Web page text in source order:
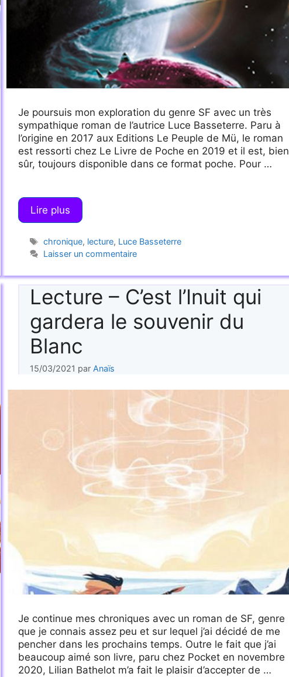
Je poursuis mon exploration du genre SF avec un très
sympathique roman de l’autrice Luce Basseterre. Paru à
l’origine en 2017 aux Editions Le Peuple de Mü, le roman
est ressorti chez Le Livre de Poche en 2019 et il est, bien
sûr, toujours disponible dans ce format poche. Pour …
Lire plus
Étiquettes
chronique, lecture, Luce Basseterre
Laisser un commentaire
Lecture – C’est l’Inuit qui
gardera le souvenir du
Blanc
15/03/2021 par Anaïs
Je continue mes chroniques avec un roman de SF, genre
que je connais assez peu et sur lequel j’ai décidé de me
pencher dans les prochains temps. Outre le fait que j’ai
beaucoup aimé son livre, paru chez Pocket en novembre
2020, Lilian Bathelot m’a fait le plaisir d’accepter de …